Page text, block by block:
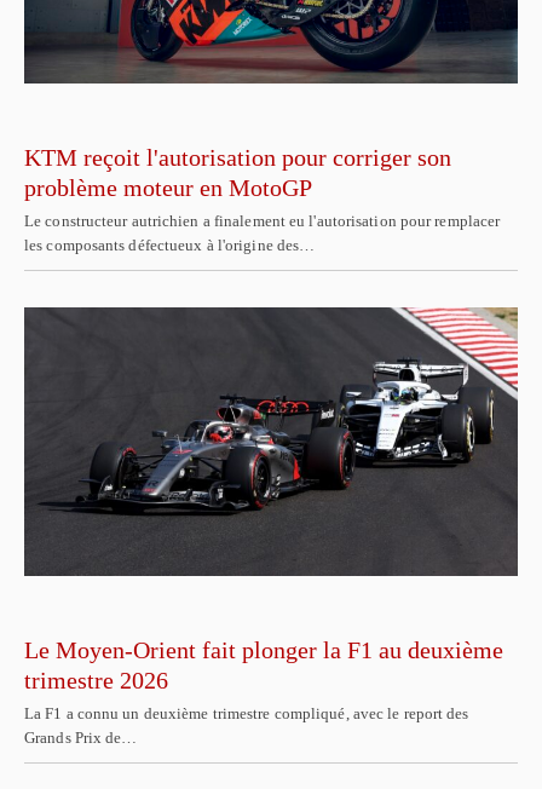
KTM reçoit l'autorisation pour corriger son
problème moteur en MotoGP
Le constructeur autrichien a finalement eu l'autorisation pour remplacer
les composants défectueux à l'origine des…
Le Moyen-Orient fait plonger la F1 au deuxième
trimestre 2026
La F1 a connu un deuxième trimestre compliqué, avec le report des
Grands Prix de…